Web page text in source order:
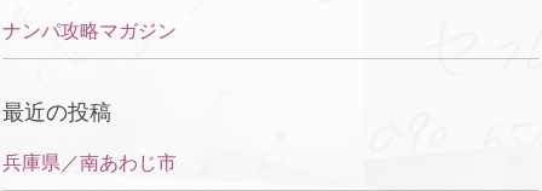
ナンパ攻略マガジン
最近の投稿
兵庫県／南あわじ市